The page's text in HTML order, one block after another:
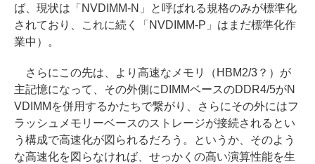
ば、現状は「NVDIMM-N」と呼ばれる規格のみが標準化
されており、これに続く「NVDIMM-P」はまだ標準化作
業中）。
さらにこの先は、より高速なメモリ（HBM2/3？）が
主記憶になって、その外側にDIMMベースのDDR4/5がN
VDIMMを併用するかたちで繋がり、さらにその外にはフ
ラッシュメモリーベースのストレージが接続されるとい
う構成で高速化が図られるだろう。というか、そのよう
な高速化を図らなければ、せっかくの高い演算性能を生